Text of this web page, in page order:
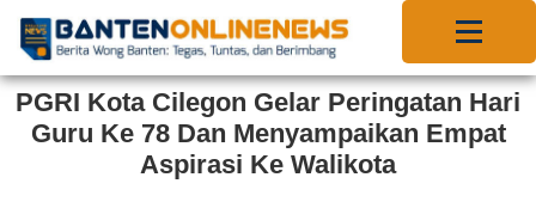
PGRI Kota Cilegon Gelar Peringatan Hari
Guru Ke 78 Dan Menyampaikan Empat
Aspirasi Ke Walikota